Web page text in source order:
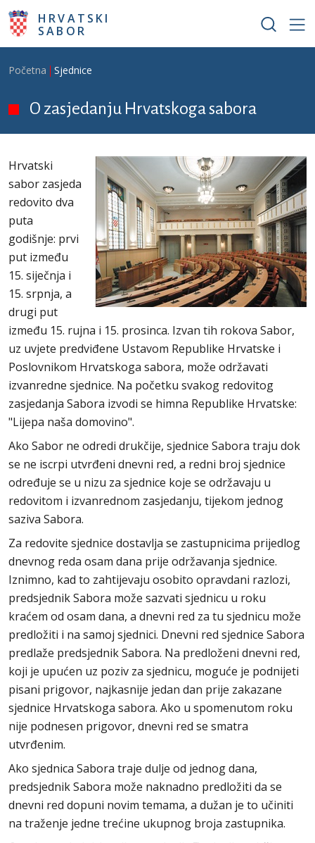
Skoči na glavni sadržaj
HRVATSKI
SABOR
Breadcrumb
Početna Sjednice
O zasjedanju Hrvatskoga sabora
Hrvatski
sabor zasjeda
redovito dva
puta
godišnje: prvi
put između
15. siječnja i
15. srpnja, a
drugi put
između 15. rujna i 15. prosinca. Izvan tih rokova Sabor,
uz uvjete predviđene Ustavom Republike Hrvatske i
Poslovnikom Hrvatskoga sabora, može održavati
izvanredne sjednice. Na početku svakog redovitog
zasjedanja Sabora izvodi se himna Republike Hrvatske:
"Lijepa naša domovino".
Ako Sabor ne odredi drukčije, sjednice Sabora traju dok
se ne iscrpi utvrđeni dnevni red, a redni broj sjednice
određuje se u nizu za sjednice koje se održavaju u
redovitom i izvanrednom zasjedanju, tijekom jednog
saziva Sabora.
Za redovite sjednice dostavlja se zastupnicima prijedlog
dnevnog reda osam dana prije održavanja sjednice.
Iznimno, kad to zahtijevaju osobito opravdani razlozi,
predsjednik Sabora može sazvati sjednicu u roku
kraćem od osam dana, a dnevni red za tu sjednicu može
predložiti i na samoj sjednici. Dnevni red sjednice Sabora
predlaže predsjednik Sabora. Na predloženi dnevni red,
koji je upućen uz poziv za sjednicu, moguće je podnijeti
pisani prigovor, najkasnije jedan dan prije zakazane
sjednice Hrvatskoga sabora. Ako u spomenutom roku
nije podnesen prigovor, dnevni red se smatra
utvrđenim.
Ako sjednica Sabora traje dulje od jednog dana,
predsjednik Sabora može naknadno predložiti da se
dnevni red dopuni novim temama, a dužan je to učiniti
na traženje jedne trećine ukupnog broja zastupnika.